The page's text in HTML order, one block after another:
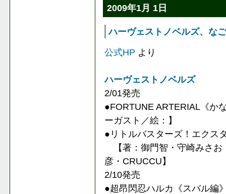
2009年1月 1日
ハーヴェストノベルズ、な
公式HP より
ハーヴェストノベルズ
2/01発売
●FORTUNE ARTERIAL《
ーガスト／絵：】
●リトルバスターズ！エクス
【著：御門智・守崎みさ
彦・CRUCCU】
2/10発売
●超昂閃忍ハルカ《スバル